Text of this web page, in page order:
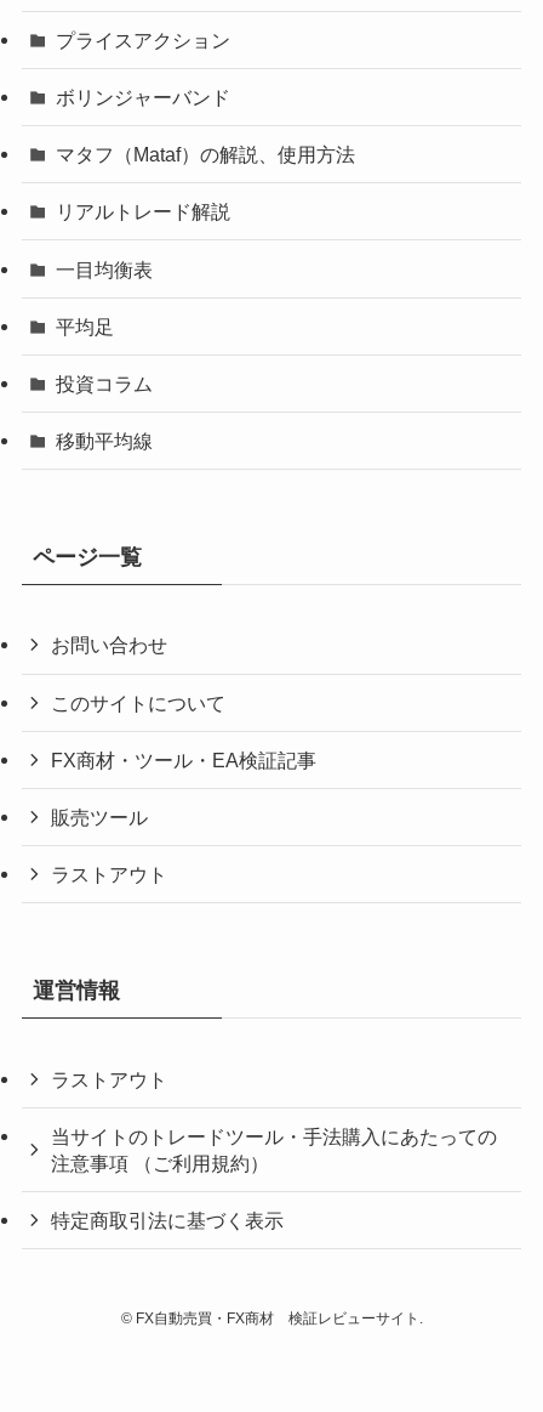
プライスアクション
ボリンジャーバンド
マタフ（Mataf）の解説、使用方法
リアルトレード解説
一目均衡表
平均足
投資コラム
移動平均線
ページ一覧
お問い合わせ
このサイトについて
FX商材・ツール・EA検証記事
販売ツール
ラストアウト
運営情報
ラストアウト
当サイトのトレードツール・手法購入にあたっての
注意事項 （ご利用規約）
特定商取引法に基づく表示
©FX自動売買・FX商材 検証レビューサイト.